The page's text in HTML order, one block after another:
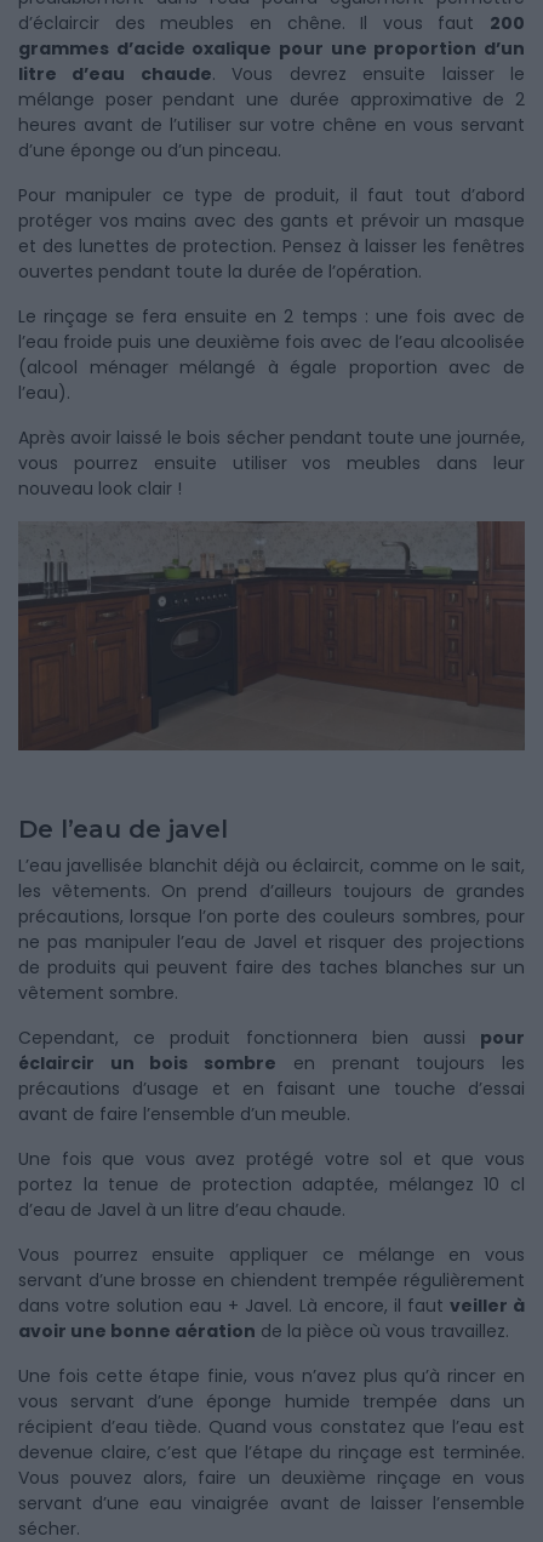
d’éclaircir des meubles en chêne. Il vous faut 200
grammes d’acide oxalique pour une proportion d’un
litre d’eau chaude. Vous devrez ensuite laisser le
mélange poser pendant une durée approximative de 2
heures avant de l’utiliser sur votre chêne en vous servant
d’une éponge ou d’un pinceau.
Pour manipuler ce type de produit, il faut tout d’abord
protéger vos mains avec des gants et prévoir un masque
et des lunettes de protection. Pensez à laisser les fenêtres
ouvertes pendant toute la durée de l’opération.
Le rinçage se fera ensuite en 2 temps : une fois avec de
l’eau froide puis une deuxième fois avec de l’eau alcoolisée
(alcool ménager mélangé à égale proportion avec de
l’eau).
Après avoir laissé le bois sécher pendant toute une journée,
vous pourrez ensuite utiliser vos meubles dans leur
nouveau look clair !
De l’eau de javel
L’eau javellisée blanchit déjà ou éclaircit, comme on le sait,
les vêtements. On prend d’ailleurs toujours de grandes
précautions, lorsque l’on porte des couleurs sombres, pour
ne pas manipuler l’eau de Javel et risquer des projections
de produits qui peuvent faire des taches blanches sur un
vêtement sombre.
Cependant, ce produit fonctionnera bien aussi pour
éclaircir un bois sombre en prenant toujours les
précautions d’usage et en faisant une touche d’essai
avant de faire l’ensemble d’un meuble.
Une fois que vous avez protégé votre sol et que vous
portez la tenue de protection adaptée, mélangez 10 cl
d’eau de Javel à un litre d’eau chaude.
Vous pourrez ensuite appliquer ce mélange en vous
servant d’une brosse en chiendent trempée régulièrement
dans votre solution eau + Javel. Là encore, il faut veiller à
avoir une bonne aération de la pièce où vous travaillez.
Une fois cette étape finie, vous n’avez plus qu’à rincer en
vous servant d’une éponge humide trempée dans un
récipient d’eau tiède. Quand vous constatez que l’eau est
devenue claire, c’est que l’étape du rinçage est terminée.
Vous pouvez alors, faire un deuxième rinçage en vous
servant d’une eau vinaigrée avant de laisser l’ensemble
sécher.